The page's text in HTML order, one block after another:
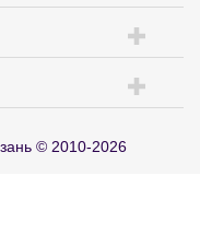
© 2010-2026